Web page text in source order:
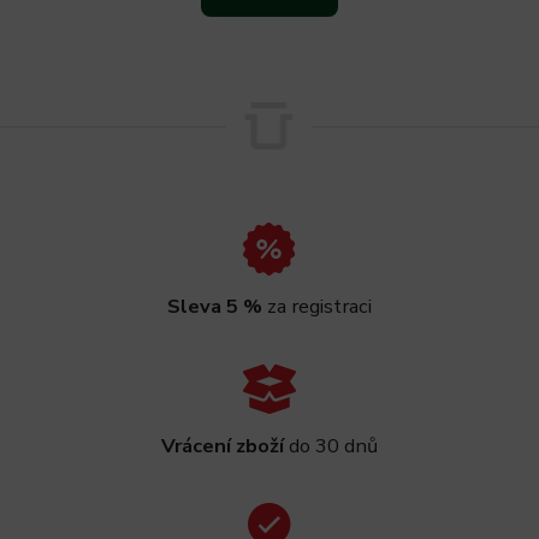
Sleva 5 % za registraci
Vrácení zbožído 30 dnů